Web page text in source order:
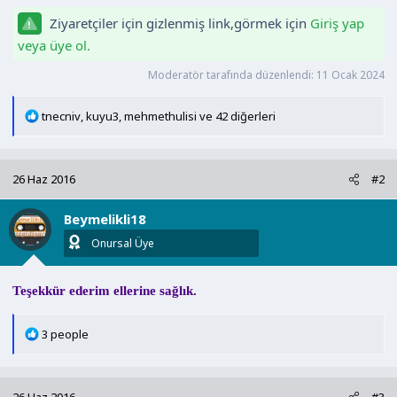
n
i
Ziyaretçiler için gizlenmiş link,görmek için Giriş yap
veya üye ol.
Moderatör tarafında düzenlendi: 11 Ocak 2024
T
i
l
e
r
tnecniv kuyu3 mehmethulisi ve 42 diğerleri
26 Haz 2016 #2
Beymelikli18
Onursal Üye
Teşekkür ederim ellerine sağlık.
T
3 people